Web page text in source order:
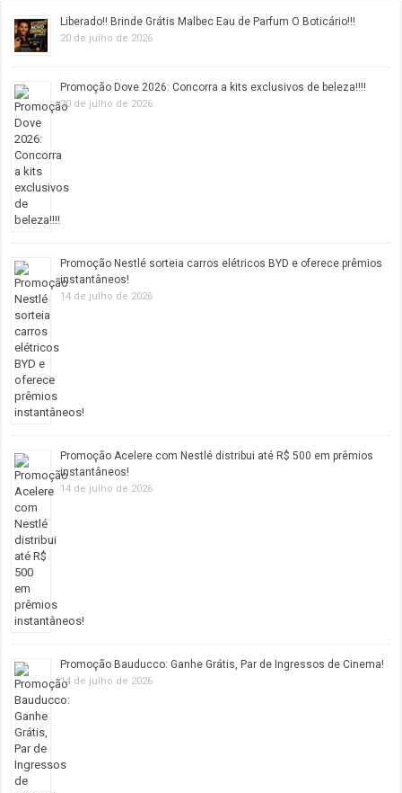
Liberado!! Brinde Grátis Malbec Eau de Parfum O Boticário!!!
20 de julho de 2026
Promoção Dove 2026: Concorra a kits exclusivos de beleza!!!!
20 de julho de 2026
Promoção Nestlé sorteia carros elétricos BYD e oferece prêmios
instantâneos!
14 de julho de 2026
Promoção Acelere com Nestlé distribui até R$ 500 em prêmios
instantâneos!
14 de julho de 2026
Promoção Bauducco: Ganhe Grátis, Par de Ingressos de Cinema!
14 de julho de 2026